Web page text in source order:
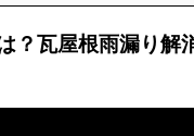
？瓦屋根雨漏り解